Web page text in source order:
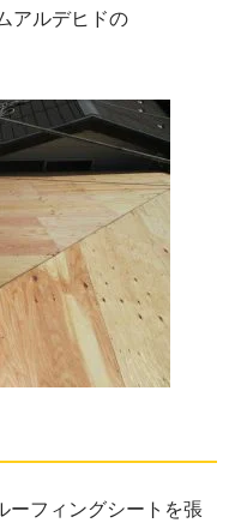
アルデヒドの
ーフィングシートを張